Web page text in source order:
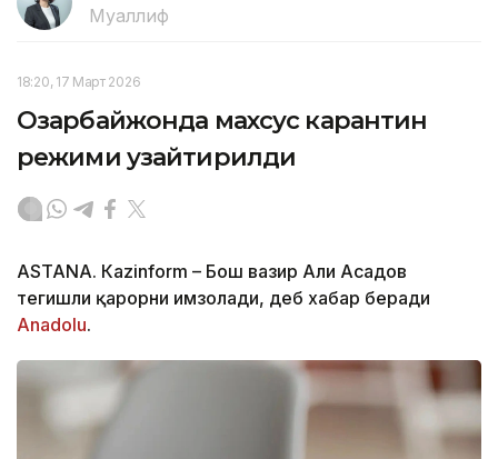
Муаллиф
18:20, 17 Март 2026
Озарбайжонда махсус карантин
режими узайтирилди
ASTANА. Кazinform – Бош вазир Али Асадов
тегишли қарорни имзолади, деб хабар беради
Аnadolu.